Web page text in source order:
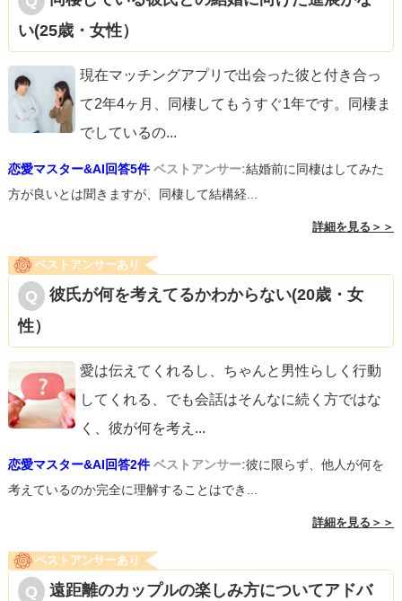
い(25歳・女性）
現在マッチングアプリで出会った彼と付き合っ
て2年4ヶ月、同棲してもうすぐ1年です。同棲ま
でしているの...
恋愛マスター&AI回答5件 ベストアンサー:結婚前に同棲はしてみた
方が良いとは聞きますが、同棲して結構経...
詳細を見る＞＞
ベストアンサーあり
彼氏が何を考えてるかわからない(20歳・女
性）
愛は伝えてくれるし、ちゃんと男性らしく行動
してくれる、でも会話はそんなに続く方ではな
く、彼が何を考え ...
恋愛マスター&AI回答2件 ベストアンサー:彼に限らず、他人が何を
考えているのか完全に理解することはでき...
詳細を見る＞＞
ベストアンサーあり
遠距離のカップルの楽しみ方についてアドバ